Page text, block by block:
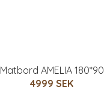
Matbord AMELIA 180*90
4999 SEK